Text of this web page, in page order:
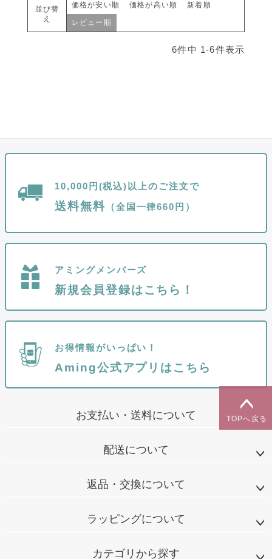
並び替
え
価格が安い順 価格が高い順 新着順
レビュー順
6件中 1-6件表示
TOPへ戻る
10,000円(税込)以上のご注文で
送料無料 （全国一律660円）
アミングメンバーズ
新規会員登録はこちら！
お得情報がいっぱい！
Aming公式アプリはこちら
お支払い・送料について
配送について
返品・交換について
ラッピングについて
カテゴリから探す